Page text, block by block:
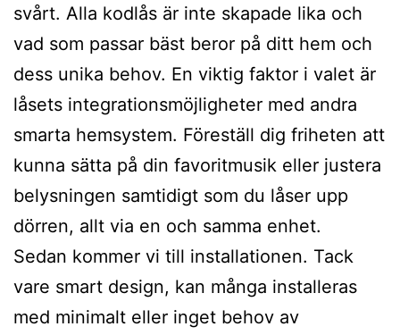
svårt. Alla kodlås är inte skapade lika och
vad som passar bäst beror på ditt hem och
dess unika behov. En viktig faktor i valet är
låsets integrationsmöjligheter med andra
smarta hemsystem. Föreställ dig friheten att
kunna sätta på din favoritmusik eller justera
belysningen samtidigt som du låser upp
dörren, allt via en och samma enhet.
Sedan kommer vi till installationen. Tack
vare smart design, kan många installeras
med minimalt eller inget behov av